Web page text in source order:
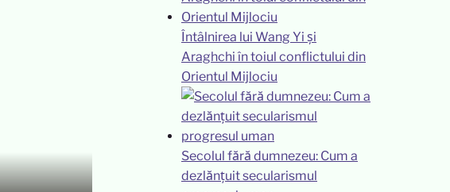
Întâlnirea lui Wang Yi și
Araghchi în toiul conflictului din
Orientul Mijlociu
Secolul fără dumnezeu: Cum a
dezlănțuit secularismul